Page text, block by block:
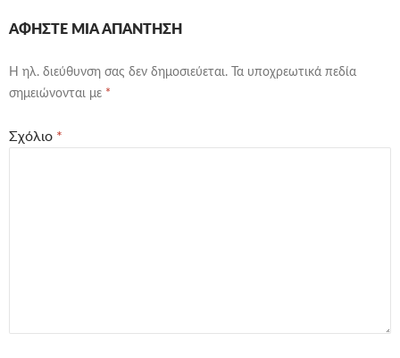
ΑΦΉΣΤΕ ΜΙΑ ΑΠΆΝΤΗΣΗ
Η ηλ. διεύθυνση σας δεν δημοσιεύεται.
Τα υποχρεωτικά πεδία
σημειώνονται με *
Σχόλιο *